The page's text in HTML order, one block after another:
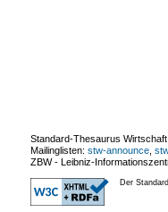
Standard-Thesaurus
Mailinglisten: stw-announce
ZBW - Leibniz-
Der